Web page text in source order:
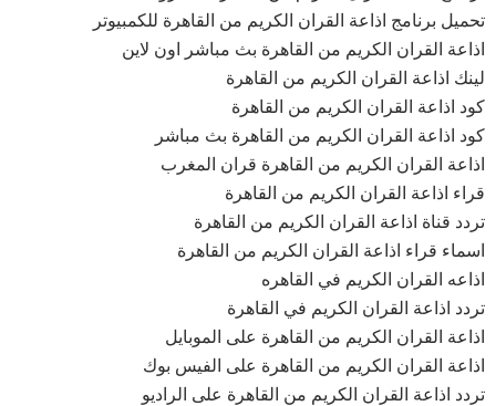
تحميل برنامج اذاعة القران الكريم من القاهرة للكمبيوتر
اذاعة القران الكريم من القاهرة بث مباشر اون لاين
لينك اذاعة القران الكريم من القاهرة
كود اذاعة القران الكريم من القاهرة
كود اذاعة القران الكريم من القاهرة بث مباشر
اذاعة القران الكريم من القاهرة قران المغرب
قراء اذاعة القران الكريم من القاهرة
تردد قناة اذاعة القران الكريم من القاهرة
اسماء قراء اذاعة القران الكريم من القاهرة
اذاعه القران الكريم في القاهره
تردد اذاعة القران الكريم في القاهرة
اذاعة القران الكريم من القاهرة على الموبايل
اذاعة القران الكريم من القاهرة على الفيس بوك
تردد اذاعة القران الكريم من القاهرة على الراديو